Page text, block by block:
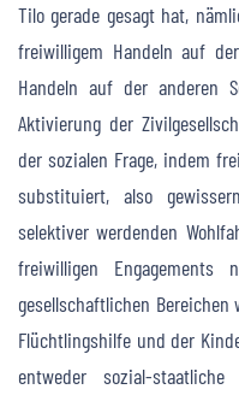
Tilo gerade gesagt hat,
freiwilligem Handeln auf
Handeln auf der anderen
Aktivierung der
der sozialen Frage, indem
substituiert, also
selektiver werdenden
freiwilligen
gesellschaftlichen
Flüchtlingshilfe und der
entweder sozial-